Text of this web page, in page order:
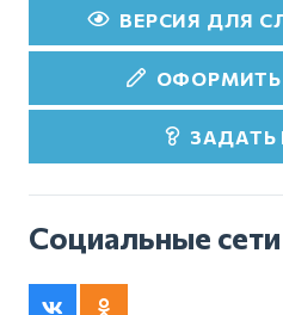
ВЕРСИЯ ДЛЯ
ЗАДАТЬ
Социальные сети